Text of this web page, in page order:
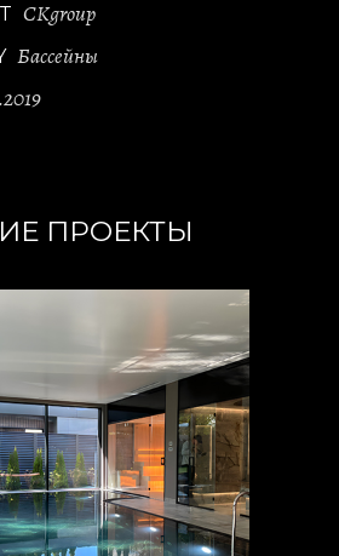
CKgroup
Бассейны
ПРОЕКТЫ